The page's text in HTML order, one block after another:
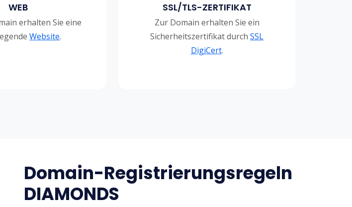
WEB
erhalten Sie eine
Website.
SSL/TLS-ZERTIFIKAT
Zur Domain erhalten Sie ein
Sicherheitszertifikat durch SSL
DigiCert.
Domain-Registrierungsregeln
DIAMONDS